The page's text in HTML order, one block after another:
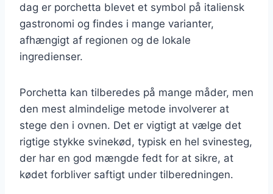
dag er porchetta blevet et symbol på italiensk
gastronomi og findes i mange varianter,
afhængigt af regionen og de lokale
ingredienser.
Porchetta kan tilberedes på mange måder, men
den mest almindelige metode involverer at
stege den i ovnen. Det er vigtigt at vælge det
rigtige stykke svinekød, typisk en hel svinesteg,
der har en god mængde fedt for at sikre, at
kødet forbliver saftigt under tilberedningen.